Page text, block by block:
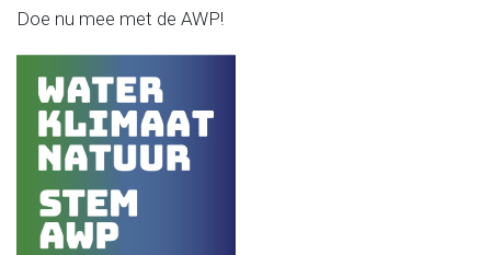
Doe nu mee met de AWP!